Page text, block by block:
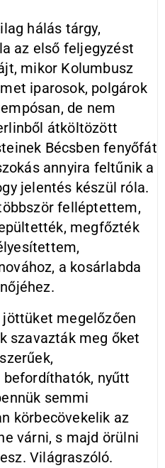
hálás tárgy,
az első feljegyzést
mikor Kolumbusz
iparosok, polgárok
de nem
átköltözött
Bécsben fenyőfát
annyira feltűnik a
jelentés készül róla.
felléptettem,
megfőzték
a kosárlabda
megelőzően
szavazták meg őket
befordíthatók, nyűtt
semmi
körbecövekelik az
várni, s majd örülni
Világraszóló.